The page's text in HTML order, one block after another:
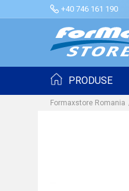
+40 746 161 190
PRODUSE
Formaxstore Romania